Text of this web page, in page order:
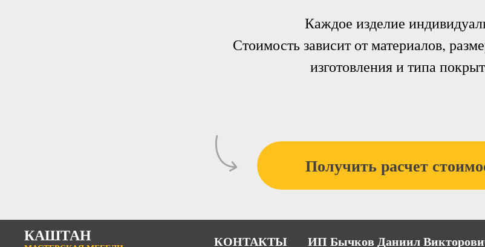
Каждое изделие
Стоимость зависит от материалов,
изготовления и типа
Получить расчет
КАШТАН КОНТАКТЫ ИП Бычков Даниил